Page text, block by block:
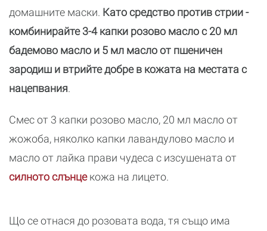
домашните маски. Като средство против стрии -
комбинирайте 3-4 капки розово масло с 20 мл
бадемово масло и 5 мл масло от пшеничен
зародиш и втрийте добре в кожата на местата с
нацепвания.
Смес от 3 капки розово масло, 20 мл масло от
жожоба, няколко капки лавандулово масло и
масло от лайка прави чудеса с изсушената от
силното слънцекожа на лицето.
Що се отнася до розовата вода, тя също има